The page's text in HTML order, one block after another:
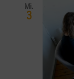
Mi.
3